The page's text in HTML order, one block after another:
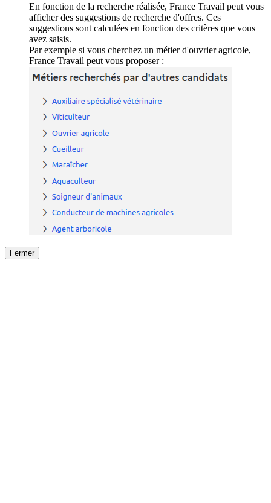
En fonction de la recherche réalisée, France Travail peut vous
afficher des suggestions de recherche d'offres. Ces
suggestions sont calculées en fonction des critères que vous
avez saisis.
Par exemple si vous cherchez un métier d'ouvrier agricole,
France Travail peut vous proposer :
Fermer